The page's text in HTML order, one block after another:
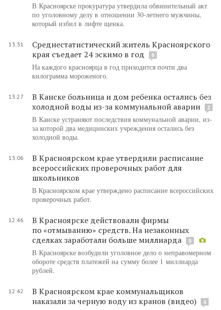
В Красноярске прокуратура утвердила обвинительный акт
по уголовному делу в отношении 30-летнего мужчины,
который избил в лифте щенка.
13:31
Среднестатистический житель Красноярского
края съедает 24 эскимо в год
9
На каждого красноярца в год приходится почти два
килограмма мороженого.
13:27
В Канске больница и дом ребенка остались без
холодной воды из-за коммунальной аварии
2
В Канске устраняют последствия коммунальной аварии, из-
за которой два медицинских учреждения остались без
холодной воды.
13:06
В Красноярском крае утвердили расписание
всероссийских проверочных работ для
школьников
В Красноярском крае утверждено расписание всероссийских
проверочных работ.
12:46
В Красноярске действовали фирмы
по «отмыванию» средств. На незаконных
сделках заработали больше миллиарда
8
В Красноярске возбудили уголовное дело о неправомерном
обороте средств платежей на сумму более 1 миллиарда
рублей.
12:42
В Красноярском крае коммунальщиков
наказали за черную воду из кранов (видео)
4